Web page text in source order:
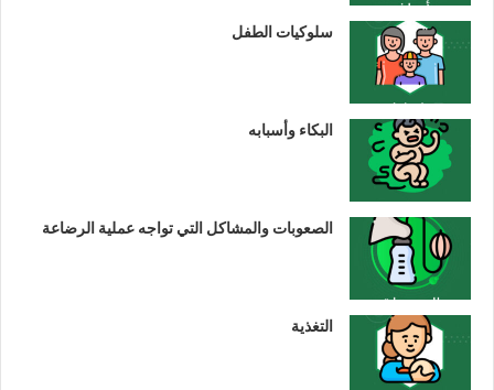
سلوكيات الطفل
البكاء وأسبابه
الصعوبات والمشاكل التي تواجه عملية الرضاعة
التغذية